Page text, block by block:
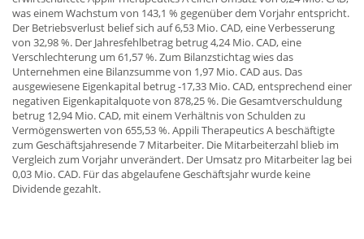
was einem Wachstum von 143,1 % gegenüber dem Vorjahr entspricht.
Der Betriebsverlust belief sich auf 6,53 Mio. CAD, eine Verbesserung
von 32,98 %. Der Jahresfehlbetrag betrug 4,24 Mio. CAD, eine
Verschlechterung um 61,57 %. Zum Bilanzstichtag wies das
Unternehmen eine Bilanzsumme von 1,97 Mio. CAD aus. Das
ausgewiesene Eigenkapital betrug -17,33 Mio. CAD, entsprechend einer
negativen Eigenkapitalquote von 878,25 %. Die Gesamtverschuldung
betrug 12,94 Mio. CAD, mit einem Verhältnis von Schulden zu
Vermögenswerten von 655,53 %. Appili Therapeutics A beschäftigte
zum Geschäftsjahresende 7 Mitarbeiter. Die Mitarbeiterzahl blieb im
Vergleich zum Vorjahr unverändert. Der Umsatz pro Mitarbeiter lag bei
0,03 Mio. CAD. Für das abgelaufene Geschäftsjahr wurde keine
Dividende gezahlt.